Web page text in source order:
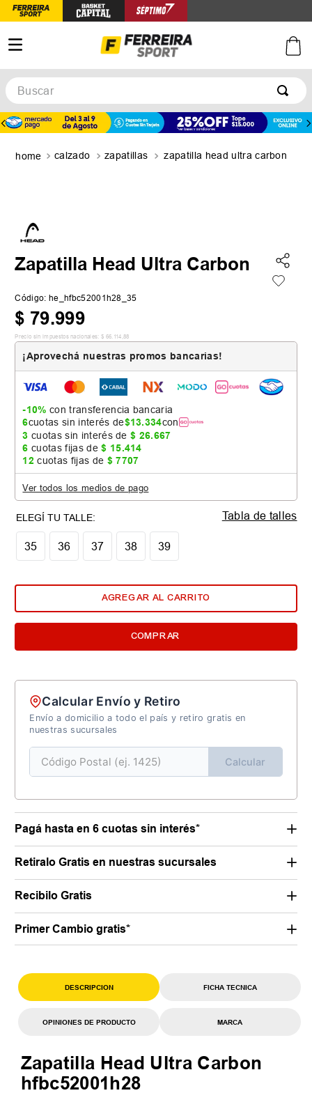
Buscar
calzado zapatillas zapatilla head ultra carbon
Zapatilla Head Ultra Carbon
Código: he_hfbc52001h28_35
$ 79.999
Precio sin impuestos nacionales: $ 66 114 88
¡Aprovechá nuestras promos bancarias!
-10% con transferencia bancaria
6cuotas sin interés de$13.334con
3 cuotas sin interés de$ 26.667
6 cuotas fijas de$ 15.414
12 cuotas fijas de $ 7707
Ver todos los medios de pago
35 36 37 38 39
Tabla de talles
AGREGAR AL CARRITO
COMPRAR
Calcular Envío y Retiro
Envío a domicilio a todo el país y retiro gratis en
nuestras sucursales
Calcular
Pagá hasta en 6 cuotas sin interés*
Retiralo Gratis en nuestras sucursales
Recibilo Gratis
Primer Cambio gratis*
DESCRIPCION FICHA TECNICA
OPINIONES DE PRODUCTO MARCA
Zapatilla Head Ultra Carbon
hfbc52001h28
TÉRMINOS MÁS BUSCADOS
5. medias